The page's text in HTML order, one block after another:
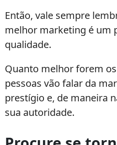
Então, vale sempre
melhor marketing é um
qualidade.
Quanto melhor forem
pessoas vão falar da
prestígio e, de maneira
sua autoridade.